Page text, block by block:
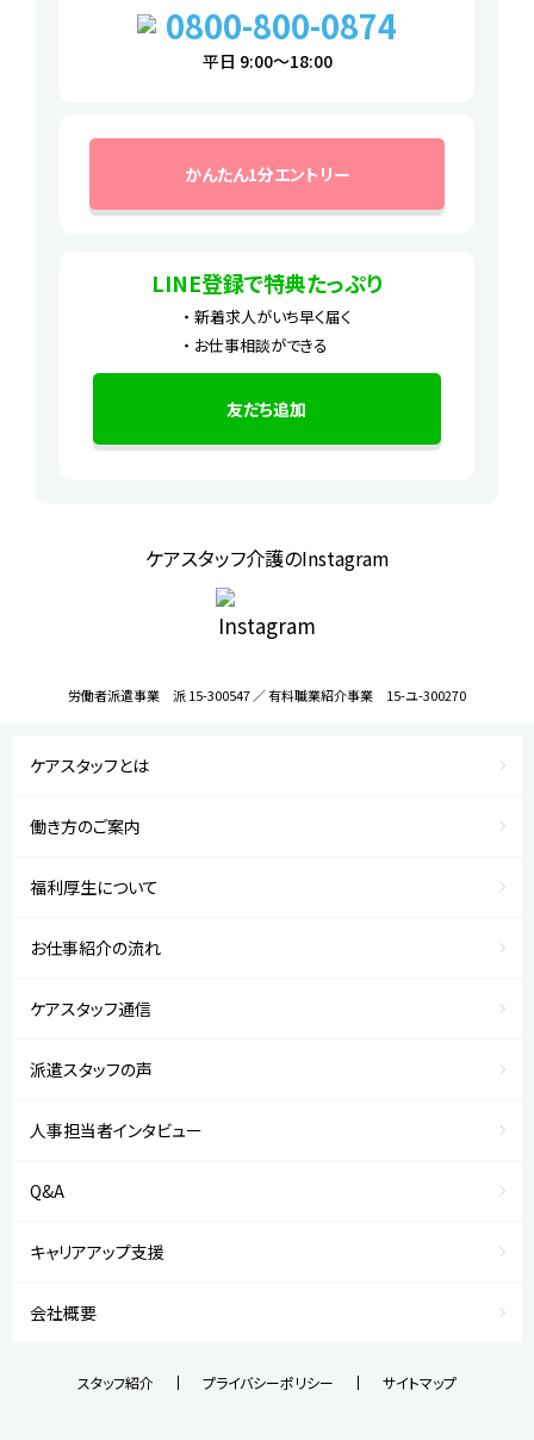
0800-800-0874
平日 9:00～18:00
かんたん1分エントリー
LINE登録で特典たっぷり
新着求人がいち早く届く
お仕事相談ができる
友だち追加
ケアスタッフ介護のInstagram
労働者派遣事業 派 15-300547 ／ 有料職業紹介事業 15-ユ-300270
ケアスタッフとは
働き方のご案内
福利厚生について
お仕事紹介の流れ
ケアスタッフ通信
派遣スタッフの声
人事担当者インタビュー
Q&A
キャリアアップ支援
会社概要
スタッフ紹介 プライバシーポリシー サイトマップ